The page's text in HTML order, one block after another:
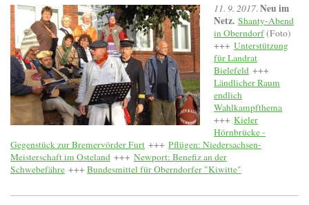
11. 9. 2017.Neu im
Netz. Shanty-Abend
in Oberndorf(Foto)
+++ Unterstützung
für Landrat
Bielefeld +++
Ländlicher Raum
endlich
Wahlkampfthema
+++ Kieler
Hörnbrücke -
Gegenstück zur Bremervörder Furt +++ Pflügen: Niedersachsen-
Meisterschaft im Osteland +++ Newport: Benefiz an der
Schwebefähre +++ Bundesmittel für Oberndorfer "Kiwitte"